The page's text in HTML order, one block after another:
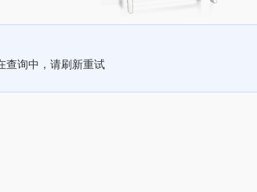
查询中，请刷新重试